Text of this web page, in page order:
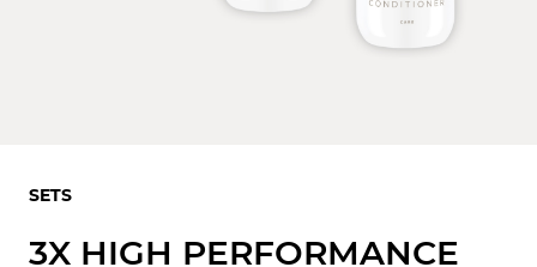
SETS
3X HIGH PERFORMANCE